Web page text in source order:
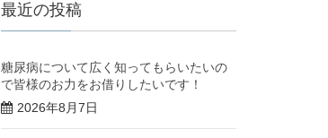
最近の投稿
糖尿病について広く知ってもらいたいの
で皆様のお力をお借りしたいです！
2026年8月7日